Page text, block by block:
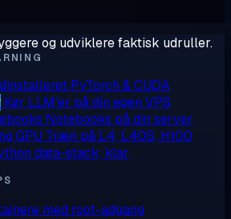
og udviklere faktisk udruller.
PyTorch & CUDA
Kør LLM'er på din egen VPS
Notebooks på din server
GPU Træn på L4, L40S, H100
data-stack, klar
med root-adgang